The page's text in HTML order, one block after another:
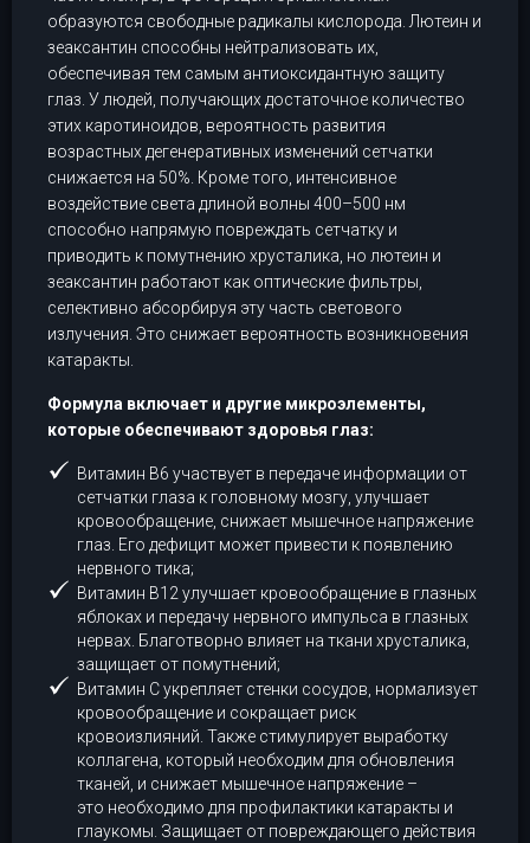
образуются свободные радикалы кислорода. Лютеин и
зеаксантин способны нейтрализовать их,
обеспечивая тем самым антиоксидантную защиту
глаз. У людей, получающих достаточное количество
этих каротиноидов, вероятность развития
возрастных дегенеративных изменений сетчатки
снижается на 50%. Кроме того, интенсивное
воздействие света длиной волны 400–500 нм
способно напрямую повреждать сетчатку и
приводить к помутнению хрусталика, но лютеин и
зеаксантин работают как оптические фильтры,
селективно абсорбируя эту часть светового
излучения. Это снижает вероятность возникновения
катаракты.
Формула включает и другие микроэлементы,
которые обеспечивают здоровья глаз:
Витамин В6 участвует в передаче информации от
сетчатки глаза к головному мозгу, улучшает
кровообращение, снижает мышечное напряжение
глаз. Его дефицит может привести к появлению
нервного тика;
Витамин В12 улучшает кровообращение в глазных
яблоках и передачу нервного импульса в глазных
нервах. Благотворно влияет на ткани хрусталика,
защищает от помутнений;
Витамин С укрепляет стенки сосудов, нормализует
кровообращение и сокращает риск
кровоизлияний. Также стимулирует выработку
коллагена, который необходим для обновления
тканей, и снижает мышечное напряжение –
это необходимо для профилактики катаракты и
глаукомы. Защищает от повреждающего действия